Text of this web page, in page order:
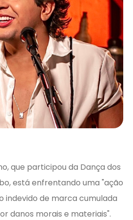
que participou da Dança dos
está enfrentando uma "ação
indevido de marca cumulada
danos morais e materiais".